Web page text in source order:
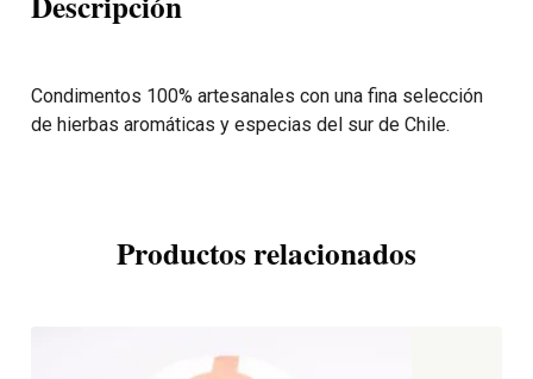
Condimentos 100% artesanales con una fina selección
de hierbas aromáticas y especias del sur de Chile.
Productos relacionados